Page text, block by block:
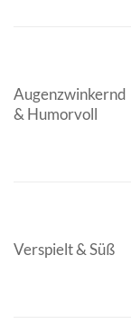
Augenzwinkernd
& Humorvoll
Verspielt & Süß